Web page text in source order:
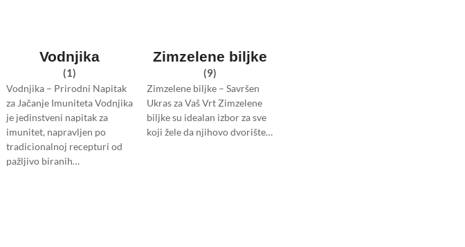
Vodnjika
(1)
Vodnjika – Prirodni Napitak
za Jačanje Imuniteta Vodnjika
je jedinstveni napitak za
imunitet, napravljen po
tradicionalnoj recepturi od
pažljivo biranih…
Zimzelene biljke
(9)
Zimzelene biljke – Savršen
Ukras za Vaš Vrt Zimzelene
biljke su idealan izbor za sve
koji žele da njihovo dvorište…